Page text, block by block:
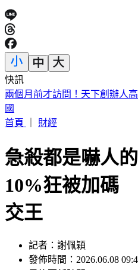
快訊
川普簽公告「劍指中國」！多
首頁
急殺都是嚇人
10%狂被加碼
交王
發佈時間：2026.06.08 09:48
最後更新時間：2026.06.08